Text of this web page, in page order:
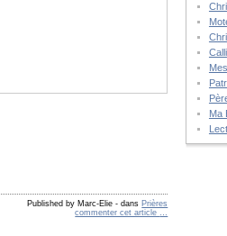
Published by Marc-Elie - dans Prières
commenter cet article
Ma